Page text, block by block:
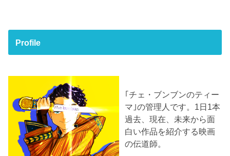
Profile
｢チェ・ブンブンのティー
マ｣の管理人です。1日1本
過去、現在、未来から面
白い作品を紹介する映画
の伝道師。